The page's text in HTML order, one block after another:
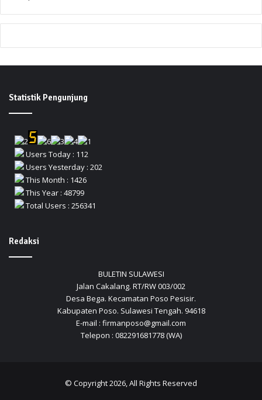
Statistik Pengunjung
Users Today : 112
Users Yesterday : 202
This Month : 1426
This Year : 48799
Total Users : 256341
Redaksi
BULETIN SULAWESI
Jalan Cakalang. RT/RW 003/002
Desa Bega. Kecamatan Poso Pesisir.
Kabupaten Poso. Sulawesi Tengah. 94618
E-mail : firmanposo@gmail.com
Telepon : 082291681778 (WA)
© Copyright 2026, All Rights Reserved